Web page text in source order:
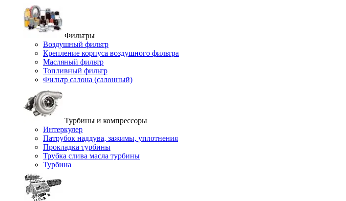
Фильтры
Воздушный фильтр
Крепление корпуса воздушного фильтра
Масляный фильтр
Топливный фильтр
Фильтр салона (салонный)
Турбины и компрессоры
Интеркулер
Патрубок наддува, зажимы, уплотнения
Прокладка турбины
Трубка слива масла турбины
Турбина